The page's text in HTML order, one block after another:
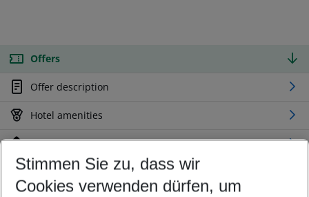
Offers
Offer description
Hotel amenities
Location
Customize your offer
Stimmen Sie zu, dass wir
Cookies verwenden dürfen, um